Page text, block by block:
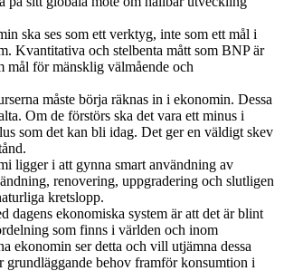
ska ses som ett verktyg, inte som ett mål i
Kvantitativa och stelbenta mått som BNP är
mål för mänsklig välmående och
måste börja räknas in i ekonomin. Dessa
Om de förstörs ska det vara ett minus i
som det kan bli idag. Det ger en väldigt skev
ligger i att gynna smart användning av
renovering, uppgradering och slutligen
kretslopp.
dagens ekonomiska system är att det är blint
som finns i världen och inom
ekonomin ser detta och vill utjämna dessa
behov framför konsumtion i